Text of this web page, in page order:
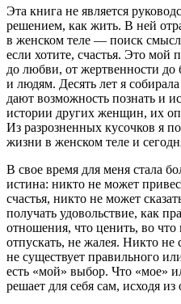
Эта книга не является
решением, как жить. В ней
в женском теле — поиск
если хотите, счастья. Это мой
до любви, от жертвенности до
и людям. Десять лет я
дают возможность познать и
истории других женщин, их
Из разрозненных кусочков я
жизни в женском теле и
В свое время для меня стала
истина: никто не может
счастья, никто не может
получать удовольствие, как
отношения, что ценить, во что
отпускать, не жалея. Никто не
не существует правильного
есть «мой» выбор. Что «мое»
решает для себя сам, исходя